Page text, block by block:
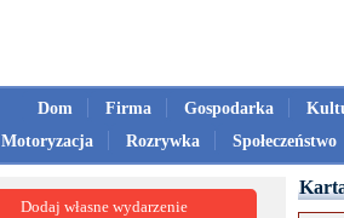
Dom Firma Gospodarka
Motoryzacja
Rozrywka Społeczeństwo
Dodaj własne wydarzenie